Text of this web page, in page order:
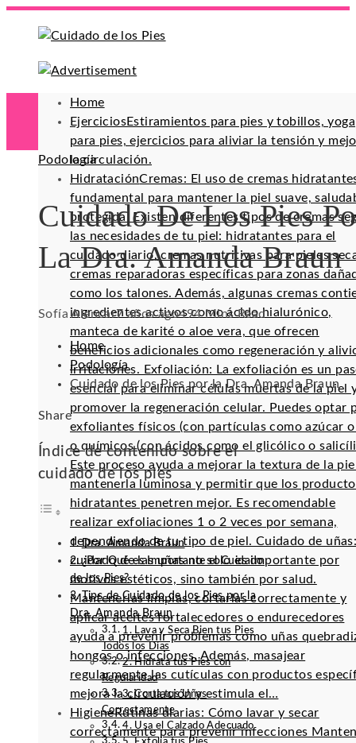
Home
EjerciciosEstiramientos para pies y tobillos, yoga
para pies, ejercicios para aliviar la tensión y
la circulación.
HidrataciónCremas: El uso de cremas
fundamental para mantener la piel suave,
protegida. Existen diferentes tipos de cremas
las necesidades de tu piel: hidratantes para el
cuidado diario, cremas nutritivas para pieles
cremas reparadoras específicas para zonas
como los talones. Además, algunas cremas
ingredientes activos como ácido hialurónico,
manteca de karité o aloe vera, que ofrecen
beneficios adicionales como regeneración y
irritaciones. Exfoliación: La exfoliación es un
esencial para eliminar células muertas de la piel
promover la regeneración celular. Puedes optar
exfoliantes físicos (con partículas como azúcar o
o químicos (con ácidos como el glicólico o
Este proceso ayuda a mejorar la textura de la
mantenerla luminosa y permitir que los
hidratantes penetren mejor. Es recomendable
realizar exfoliaciones 1 o 2 veces por semana,
dependiendo de tu tipo de piel. Cuidado de
cuidado de las uñas no solo es importante por
motivos estéticos, sino también por salud.
Mantenerlas limpias, cortarlas correctamente y
aplicar aceites fortalecedores o endurecedores
ayuda a prevenir problemas como uñas
hongos o infecciones. Además, masajear
regularmente las cutículas con productos
mejora la circulación y estimula el…
HigieneRutinas diarias: Cómo lavar y secar
correctamente para prevenir infecciones
Podología
Cuidado De Los Pies
La Dra. Amanda Braun
Sofía Alencar7 años ago494 Mins Read
Home
Podología
Cuidado de los Pies por la Dra. Amanda Braun
Facebook
Twitter
LinkedIn
Pinterest
Stumbleupon
Email
Share
Índice de contenido sobre el
cuidado de los pies
Dra. Amanda Braun
¿Por Qué es Importante el Cuidado
de los Pies?
Tips de Cuidado de los Pies por la
Dra. Amanda Braun
1. Lava y Seca Bien tus Pies
Todos los Días
2. Hidrata tus Pies con
Regularidad
3. Corta tus Uñas
Correctamente
4. Usa el Calzado Adecuado